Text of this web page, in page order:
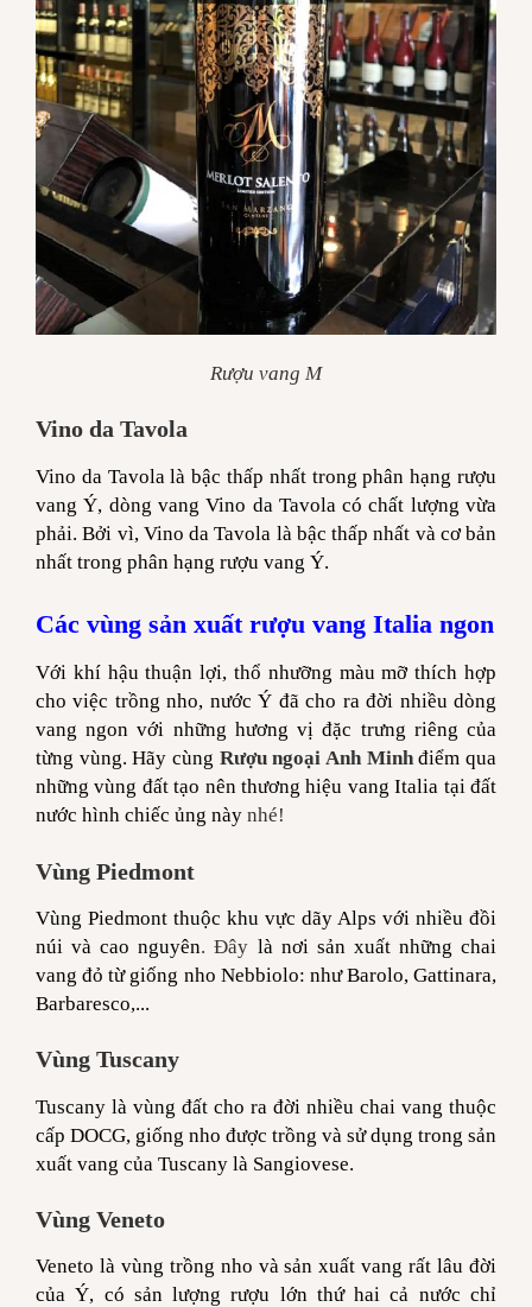
Rượu vang M
Vino da Tavola
Vino da Tavola là bậc thấp nhất trong phân hạng rượu
vang Ý, dòng vang Vino da Tavola có chất lượng vừa
phải. Bởi vì, Vino da Tavola là bậc thấp nhất và cơ bản
nhất trong phân hạng rượu vang Ý.
Các vùng sản xuất rượu vang Italia ngon
Với khí hậu thuận lợi, thổ nhưỡng màu mỡ thích hợp
cho việc trồng nho, nước Ý đã cho ra đời nhiều dòng
vang ngon với những hương vị đặc trưng riêng của
từng vùng. Hãy cùng Rượu ngoại Anh Minhđiểm qua
những vùng đất tạo nên thương hiệu vang Italia tại đất
nước hình chiếc ủng này nhé!
Vùng Piedmont
Vùng Piedmont thuộc khu vực dãy Alps với nhiều đồi
núi và cao nguyên. Đây là nơi sản xuất những chai
vang đỏ từ giống nho Nebbiolo: như Barolo, Gattinara,
Barbaresco,...
Vùng Tuscany
Tuscany là vùng đất cho ra đời nhiều chai vang thuộc
cấp DOCG, giống nho được trồng và sử dụng trong sản
xuất vang của Tuscany là Sangiovese.
Vùng Veneto
Veneto là vùng trồng nho và sản xuất vang rất lâu đời
của Ý, có sản lượng rượu lớn thứ hai cả nước chỉ